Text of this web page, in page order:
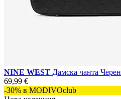
NINE WEST Дамска чанта Черен
69,99 €
-30% в MODIVOclub